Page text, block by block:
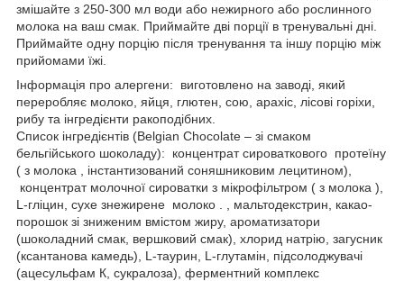
змішайте з 250-300 мл води або нежирного або рослинного
молока на ваш смак. Приймайте дві порції в тренувальні дні.
Приймайте одну порцію після тренування та іншу порцію між
прийомами їжі.
Інформація про алергени: виготовлено на заводі, який
переробляє молоко, яйця, глютен, сою, арахіс, лісові горіхи,
рибу та інгредієнти ракоподібних.
Список інгредієнтів (Belgian Chocolate – зі смаком
бельгійського шоколаду): концентрат сироваткового протеїну
( з молока , інстантизований соняшниковим лецитином),
концентрат молочної сироватки з мікрофільтром ( з молока ),
L-гліцин, сухе знежирене молоко . , мальтодекстрин, какао-
порошок зі зниженим вмістом жиру, ароматизатори
(шоколадний смак, вершковий смак), хлорид натрію, загусник
(ксантанова камедь), L-таурин, L-глутамін, підсолоджувачі
(ацесульфам К, сукралоза), ферментний комплекс